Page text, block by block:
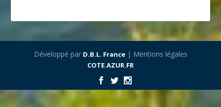
Développé par D.B.L. France| Mentions légales
COTE.AZUR.FR